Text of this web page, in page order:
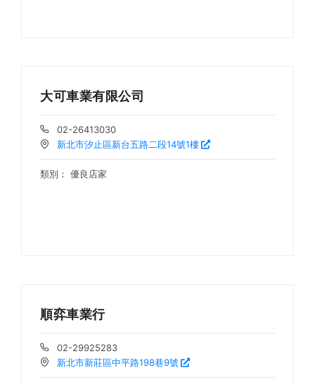
大可車業有限公司
02-26413030
新北市汐止區新台五路二段14號1樓
類別： 優良店家
順弈車業行
02-29925283
新北市新莊區中平路198巷9號